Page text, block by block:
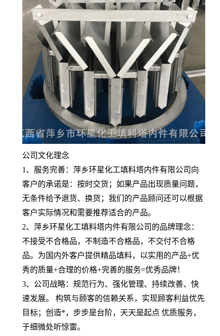
公司文化理念
1、服务完善：萍乡环星化工填料塔内件有限公司向
客户的承诺是：按时交货；如果产品出现质量问题，
无条件给予退货、换货；我们的产品顾问还可以根据
客户实际情况和需要推荐适合的产品。
2、萍乡环星化工填料塔内件有限公司的品牌理念：
不接受不合格品，不制造不合格品，不交付不合格
品。为国内外客户提供精品填料，以实用的产品+优
秀的质量+合理的价格+完善的服务=优秀品牌！
3、公司战略：规范行为、强化管理、持续改善、快
速发展。 构筑与顾客的信赖关系，实现顾客利益优先
目标；创造*，步步是台阶，天天是起点 优质服务，
于细微处听惊雷。